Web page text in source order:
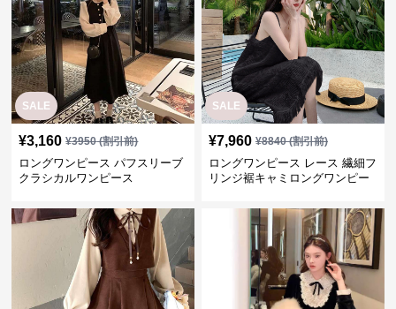
SALE
¥3,160 ¥3950(割引前)
ロングワンピース パフスリーブ
クラシカルワンピース
SALE
¥7,960 ¥8840(割引前)
ロングワンピース レース 繊細フ
リンジ裾キャミロングワンピー